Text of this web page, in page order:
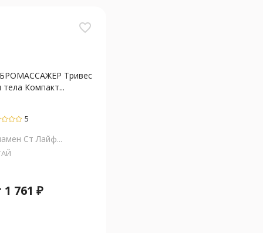
favorite_border
Тривес
тела Компакт...
5
Ст Лайф...
1 761 ₽